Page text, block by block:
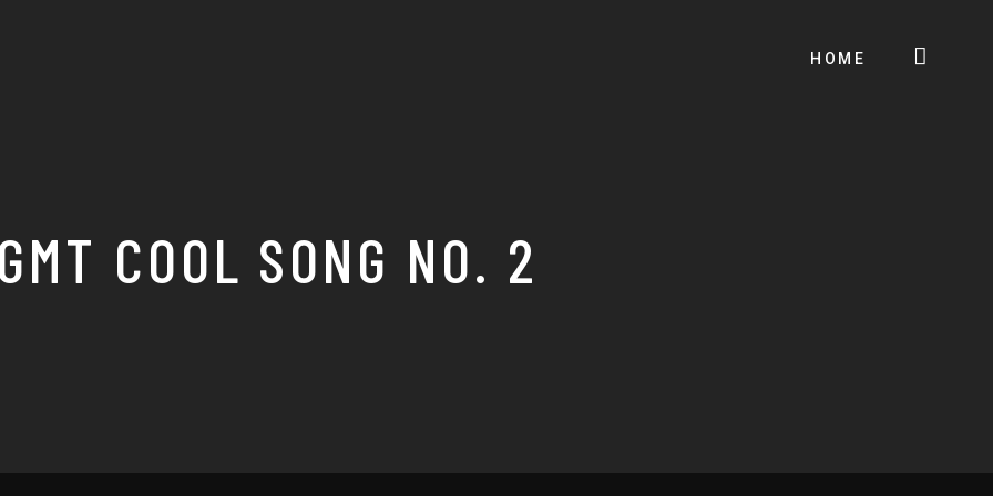
HOME
COOL SONG NO. 2